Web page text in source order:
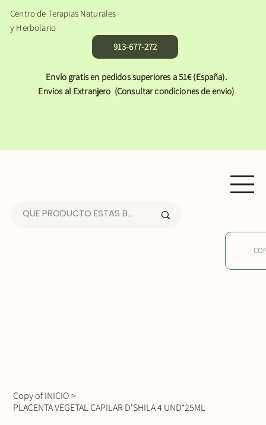
Centro de Terapias Naturales
y Herbolario
913-677-272
Envío gratis en pedidos superiores a 51€ (España).
Envios al Extranjero (Consultar condiciones de envio)
Copy of INICIO >
PLACENTA VEGETAL CAPILAR D'SHILA 4 UND*25ML